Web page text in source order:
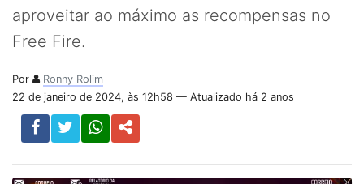
aproveitar ao máximo as recompensas no
Free Fire.
Por
Ronny Rolim
22 de janeiro de 2024, às 12h58 — Atualizado há 2 anos